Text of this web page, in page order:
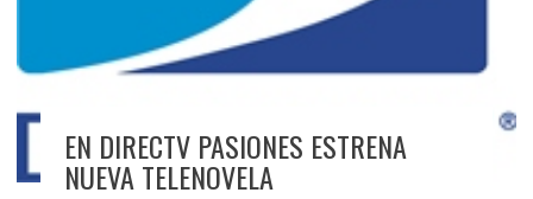
EN DIRECTV PASIONES ESTRENA
NUEVA TELENOVELA